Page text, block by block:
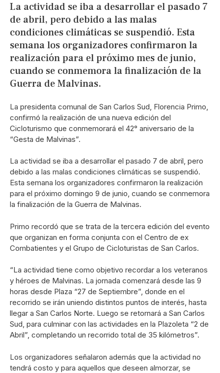
La actividad se iba a desarrollar el pasado 7
de abril, pero debido a las malas
condiciones climáticas se suspendió. Esta
semana los organizadores confirmaron la
realización para el próximo mes de junio,
cuando se conmemora la finalización de la
Guerra de Malvinas.
La presidenta comunal de San Carlos Sud, Florencia Primo,
confirmó la realización de una nueva edición del
Cicloturismo que conmemorará el 42° aniversario de la
“Gesta de Malvinas”.
La actividad se iba a desarrollar el pasado 7 de abril, pero
debido a las malas condiciones climáticas se suspendió.
Esta semana los organizadores confirmaron la realización
para el próximo domingo 9 de junio, cuando se conmemora
la finalización de la Guerra de Malvinas.
Primo recordó que se trata de la tercera edición del evento
que organizan en forma conjunta con el Centro de ex
Combatientes y el Grupo de Cicloturistas de San Carlos.
“La actividad tiene como objetivo recordar a los veteranos
y héroes de Malvinas. La jornada comenzará desde las 9
horas desde Plaza “27 de Septiembre”, donde en el
recorrido se irán uniendo distintos puntos de interés, hasta
llegar a San Carlos Norte. Luego se retornará a San Carlos
Sud, para culminar con las actividades en la Plazoleta “2 de
Abril”, completando un recorrido total de 35 kilómetros”.
Los organizadores señalaron además que la actividad no
tendrá costo y para aquellos que deseen almorzar, se